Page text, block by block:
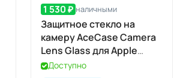
1 530 ₽ наличными
Защитное стекло на
камеру AceCase Camera
Lens Glass для Apple
iPhone 17 Pro / 17 Pro Max
Доступно